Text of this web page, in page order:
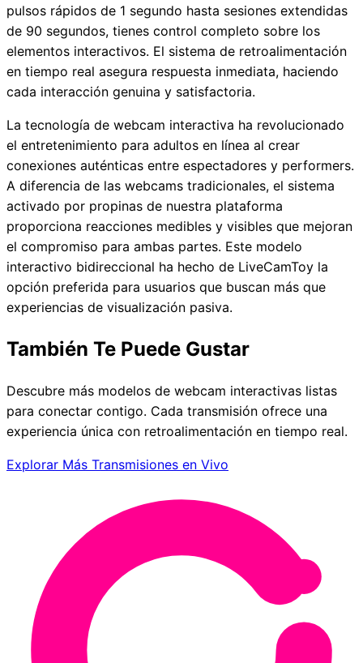
pulsos rápidos de 1 segundo hasta sesiones extendidas
de 90 segundos, tienes control completo sobre los
elementos interactivos. El sistema de retroalimentación
en tiempo real asegura respuesta inmediata, haciendo
cada interacción genuina y satisfactoria.
La tecnología de webcam interactiva ha revolucionado
el entretenimiento para adultos en línea al crear
conexiones auténticas entre espectadores y performers.
A diferencia de las webcams tradicionales, el sistema
activado por propinas de nuestra plataforma
proporciona reacciones medibles y visibles que mejoran
el compromiso para ambas partes. Este modelo
interactivo bidireccional ha hecho de LiveCamToy la
opción preferida para usuarios que buscan más que
experiencias de visualización pasiva.
También Te Puede Gustar
Descubre más modelos de webcam interactivas listas
para conectar contigo. Cada transmisión ofrece una
experiencia única con retroalimentación en tiempo real.
Explorar Más Transmisiones en Vivo